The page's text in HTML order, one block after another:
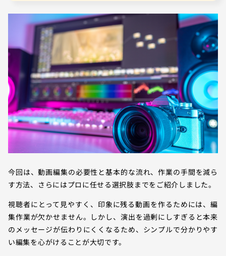
今回は、動画編集の必要性と基本的な流れ、作業の手間を減ら
す方法、さらにはプロに任せる選択肢までをご紹介しました。
視聴者にとって見やすく、印象に残る動画を作るためには、編
集作業が欠かせません。しかし、演出を過剰にしすぎると本来
のメッセージが伝わりにくくなるため、シンプルで分かりやす
い編集を心がけることが大切です。